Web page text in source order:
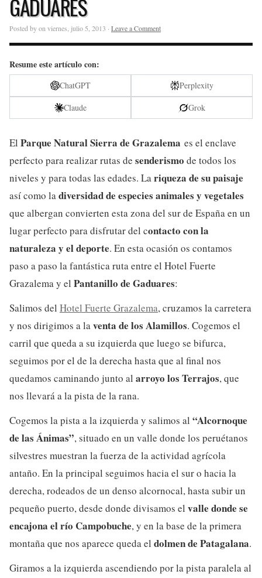
GADUARES
Posted by on viernes, julio 5, 2013 · Leave a Comment
Resume este artículo con:
ChatGPT
Perplexity
Claude
Grok
El Parque Natural Sierra de Grazalema es el enclave
perfecto para realizar rutas de senderismo de todos los
niveles y para todas las edades. Lariqueza de su paisaje
así como ladiversidad de especies animales y vegetales
que albergan convierten esta zona del sur de España en un
lugar perfecto para disfrutar del contacto con la
naturaleza y el deporte. En esta ocasión os contamos
paso a paso la fantástica ruta entre el Hotel Fuerte
Grazalema y el Pantanillo de Gaduares:
Salimos del Hotel Fuerte Grazalema, cruzamos la carretera
y nos dirigimos a laventa de los Alamillos. Cogemos el
carril que queda a su izquierda que luego se bifurca,
seguimos por el de la derecha hasta que al final nos
quedamos caminando junto al arroyo los Terrajos, que
nos llevará a la pista de la rana.
Cogemos la pista a la izquierda y salimos al “Alcornoque
de las Ánimas”, situado en un valle donde los peruétanos
silvestres muestran la fuerza de la actividad agrícola
antaño. En la principal seguimos hacia el sur o hacia la
derecha, rodeados de un denso alcornocal, hasta subir un
pequeño puerto, desde donde divisamos el valle donde se
encajona el río Campobuche, y en la base de la primera
montaña que nos aparece queda el dolmen de Patagalana.
Giramos a la izquierda ascendiendo por la pista paralela al